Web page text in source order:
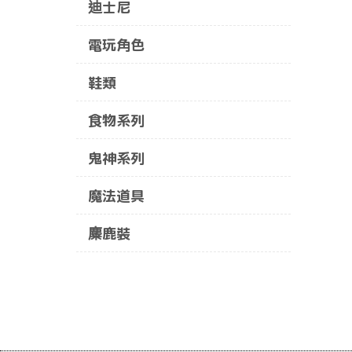
迪士尼
電玩角色
鞋類
食物系列
鬼神系列
魔法道具
麋鹿裝